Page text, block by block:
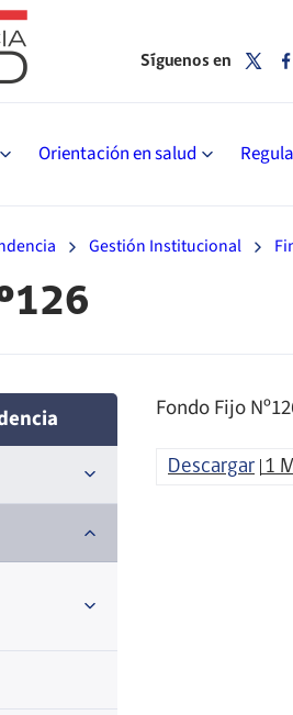
Orientación en salud
Síguenos en
Gestión Institucional
Fondo Fijo
Descargar 1